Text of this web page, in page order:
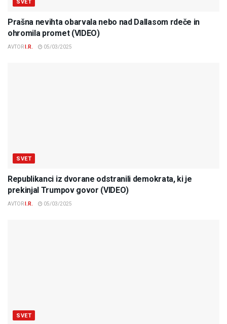
SVET
Prašna nevihta obarvala nebo nad Dallasom rdeče in
ohromila promet (VIDEO)
AVTOR I.R. 05/03/2025
SVET
Republikanci iz dvorane odstranili demokrata, ki je
prekinjal Trumpov govor (VIDEO)
AVTOR I.R. 05/03/2025
SVET